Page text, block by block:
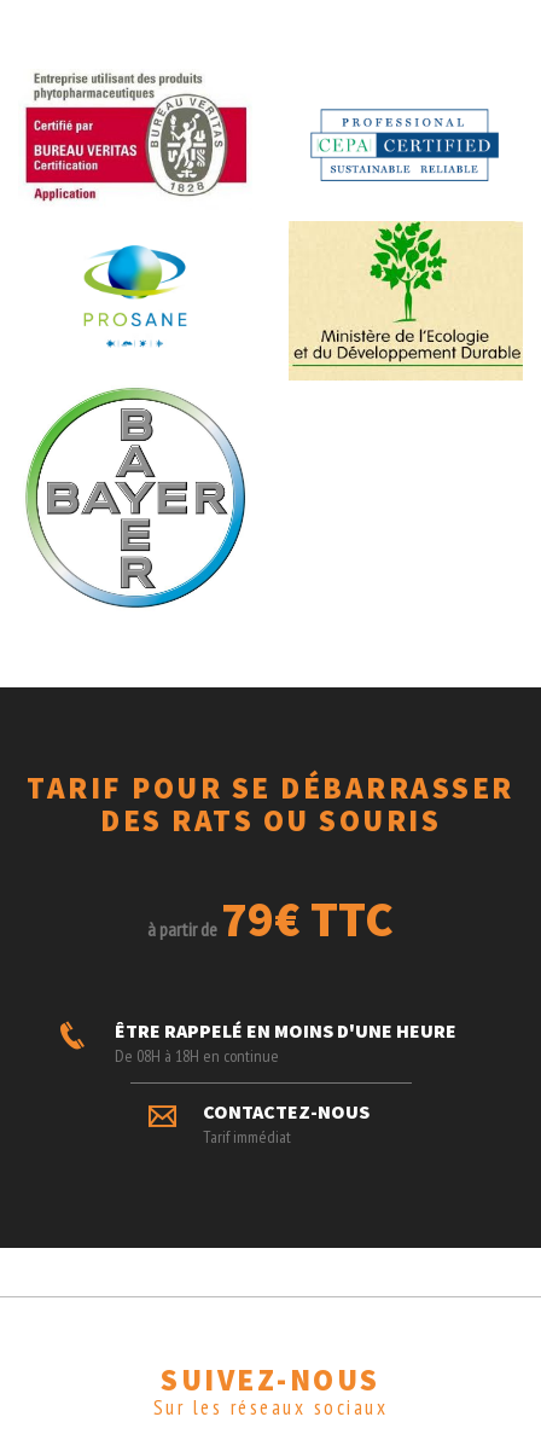
TARIF POUR SE DÉBARRASSER
DES RATS OU SOURIS
à partir de 79€ TTC
ÊTRE RAPPELÉ EN MOINS D'UNE HEURE
De 08H à 18H en continue
CONTACTEZ-NOUS
Tarif immédiat
SUIVEZ-NOUS
Sur les réseaux sociaux